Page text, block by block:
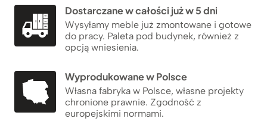
Dostarczane w całości już w 5 dni
Wysyłamy meble już zmontowane i gotowe
do pracy. Paleta pod budynek, również z
opcją wniesienia.
Wyprodukowane w Polsce
Własna fabryka w Polsce, własne projekty
chronione prawnie. Zgodność z
europejskimi normami.